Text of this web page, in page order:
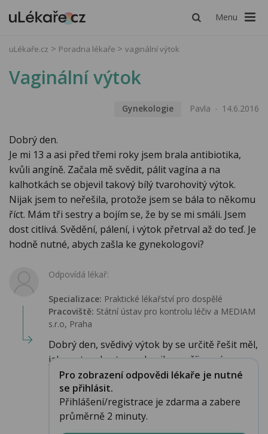
Menu
uLékaře.cz Poradna lékaře vaginální výtok
Vaginální výtok
Gynekologie Pavla 14.6.2016
Dobrý den.
Je mi 13 a asi před třemi roky jsem brala antibiotika,
kvůli angíně. Začala mě svědit, pálit vagína a na
kalhotkách se objevil takový bílý tvarohovitý výtok.
Nijak jsem to neřešila, protože jsem se bála to někomu
říct. Mám tři sestry a bojím se, že by se mi smáli. Jsem
dost citlivá. Svědění, pálení, i výtok přetrval až do teď. Je
hodně nutné, abych zašla ke gynekologovi?
Odpovídá lékař:
Specializace: Praktické lékařství pro dospělé
Pracoviště: Státní ústav pro kontrolu léčiv a MEDIAM
s.r.o, Praha
Dobrý den, svědivý výtok by se určitě řešit měl,
jak proto, abyste se zbavila nepříjemný...
Pro zobrazení odpovědi lékaře je nutné
se přihlásit.
Přihlášení/registrace je zdarma a zabere
průměrně 2 minuty.